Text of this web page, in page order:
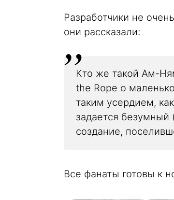
Разработчики не
они рассказали:
Кто же такой Ам-
the Rope о
таким усердием,
задается
создание,
Все фанаты готовы к